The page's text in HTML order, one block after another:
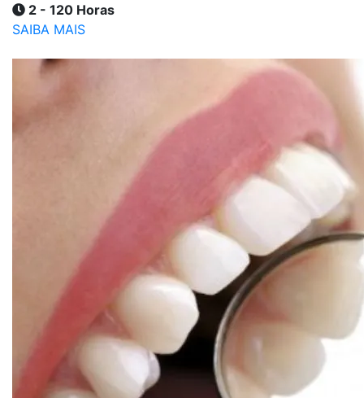
2 - 120 Horas
SAIBA MAIS